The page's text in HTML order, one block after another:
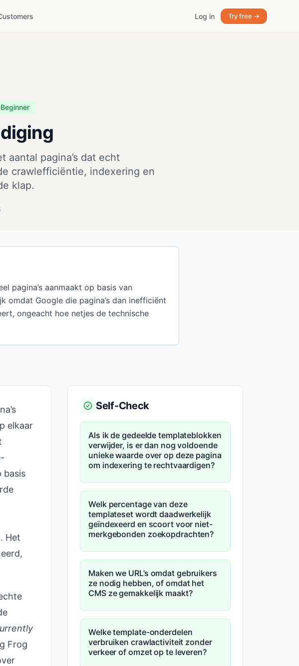
Log in Try free →
Beginner
aantal pagina’s dat echt
crawlefficiëntie, indexering en
klap.
pagina’s aanmaakt op basis van
omdat Google die pagina’s dan inefficiënt
ongeacht hoe netjes de technische
elkaar
basis
Het
Frog
Self-Check
Als ik de gedeelde templateblokken
verwijder, is er dan nog voldoende
unieke waarde over op deze pagina
om indexering te rechtvaardigen?
Welk percentage van deze
templateset wordt daadwerkelijk
geïndexeerd en scoort voor niet-
merkgebonden zoekopdrachten?
Maken we URL’s omdat gebruikers
ze nodig hebben, of omdat het
CMS ze gemakkelijk maakt?
Welke template-onderdelen
verbruiken crawlactiviteit zonder
verkeer of omzet op te leveren?